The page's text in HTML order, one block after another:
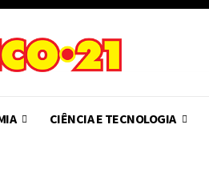
CIÊNCIA E TECNOLOGIA